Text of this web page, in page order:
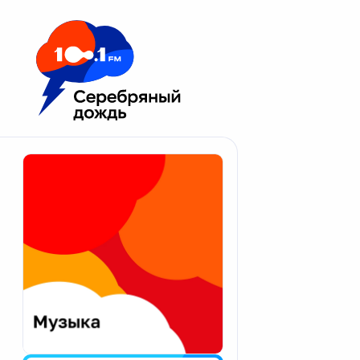
Москва 100.1 FM
Апатиты
Екатеринбург
Калининград
Калуга